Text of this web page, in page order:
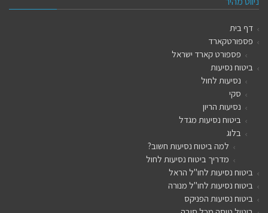
דף בית
פספורטקארד
פספורט קארד ישראל
ביטוח נסיעות
נסיעות לחול
סקי
נסיעות הריון
ביטוח נסיעות מגדל
בלוג
למה ביטוח נסיעות חשוב?
מדריך ביטוח נסיעות לחול
ביטוח נסיעות לחו"ל הראל
ביטוח נסיעות לחו"ל מנורה
ביטוח נסיעות הפניקס